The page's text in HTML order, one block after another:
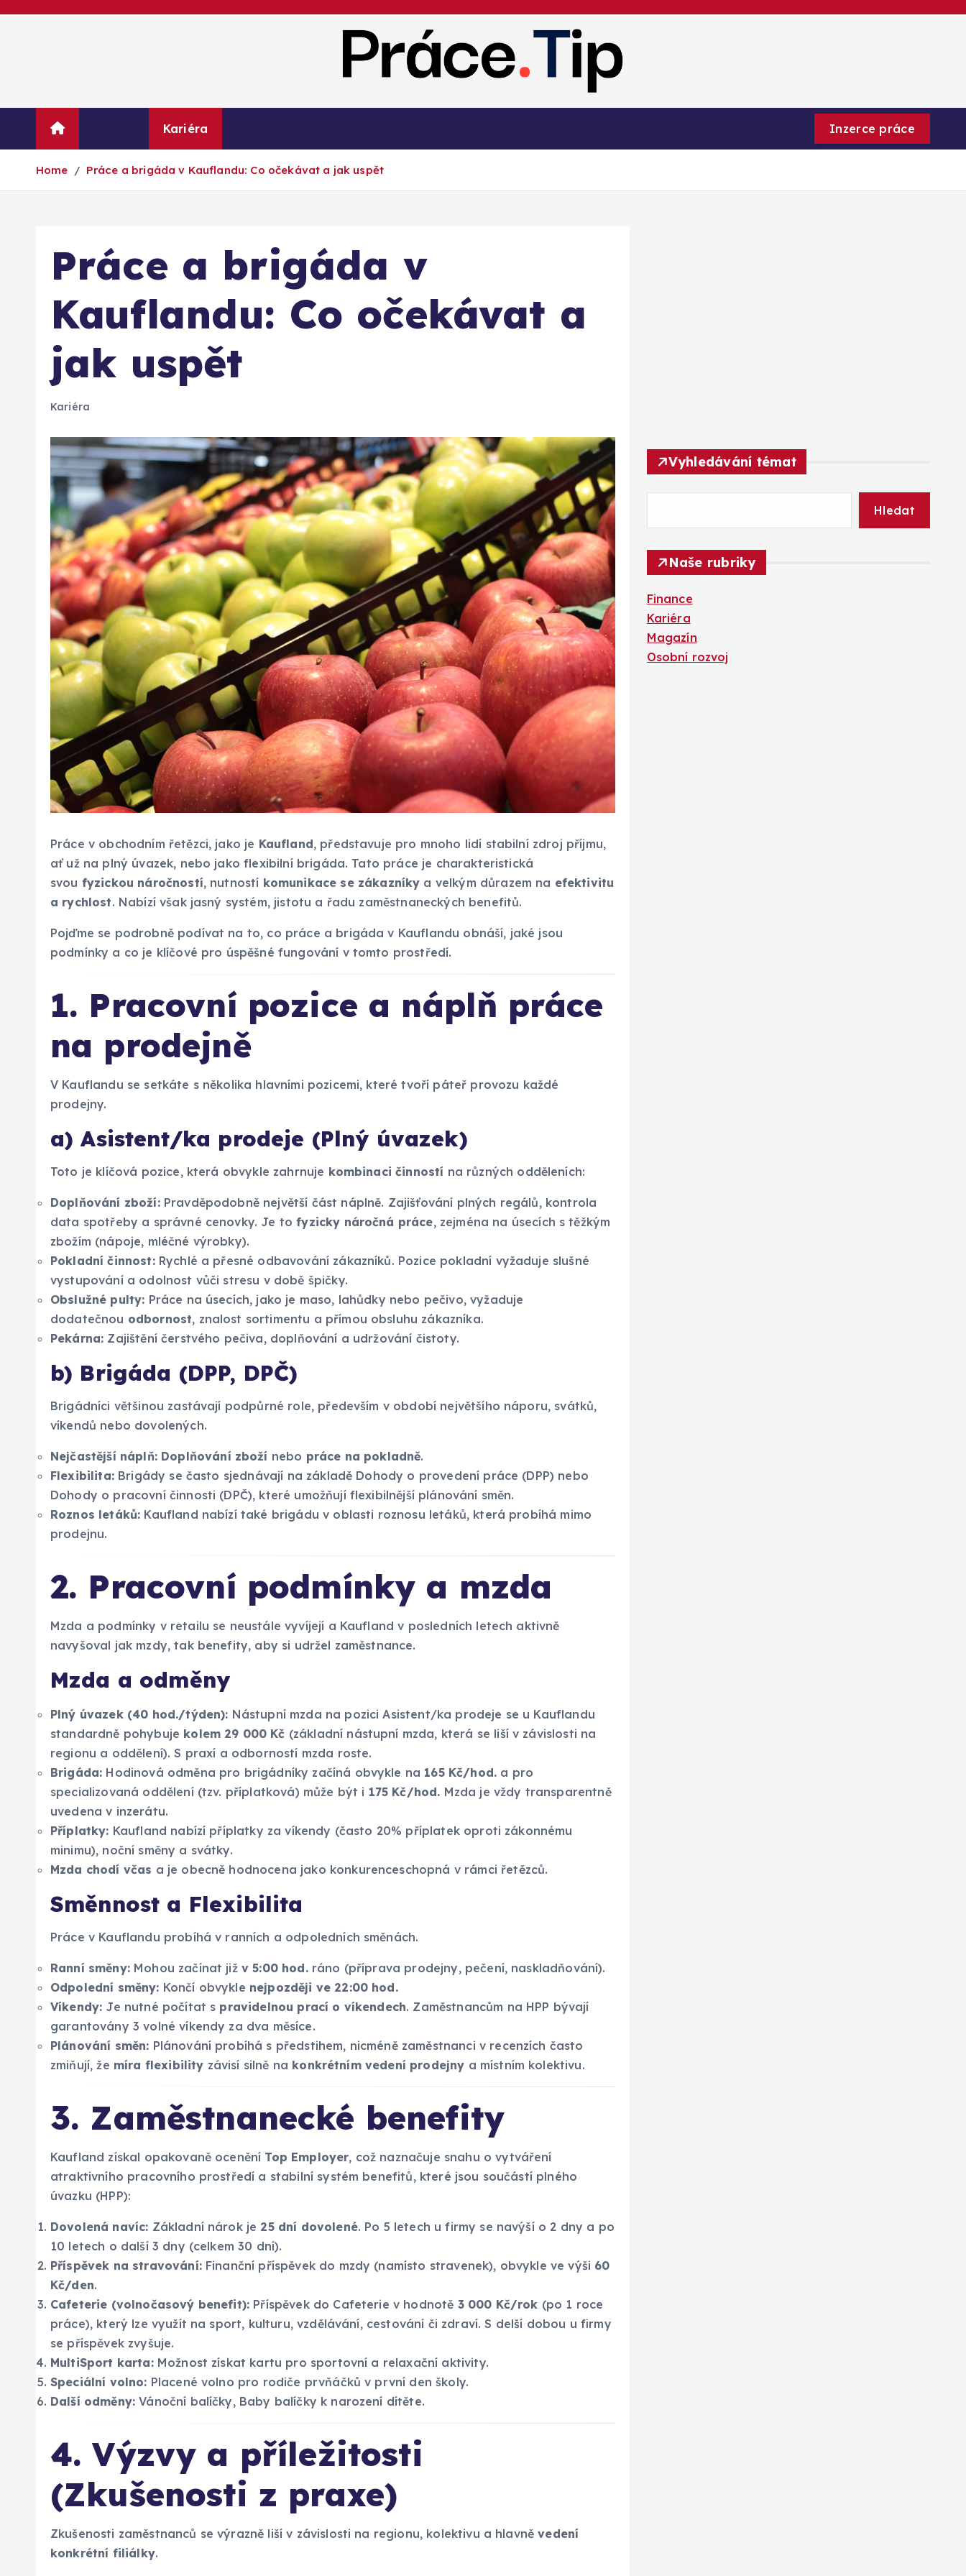
o
Kariéra, práce, finance a poradenství
Kariéra Inzerce práce
Home Práce a brigáda v Kauflandu: Co očekávat a jak uspět
Práce a brigáda v
Kauflandu: Co očekávat a
jak uspět
Kariéra
Práce v obchodním řetězci, jako je Kaufland, představuje pro mnoho lidí stabilní zdroj příjmu,
ať už na plný úvazek, nebo jako flexibilní brigáda. Tato práce je charakteristická
svou fyzickou náročností, nutností komunikace se zákazníky a velkým důrazem na efektivitu
a rychlost. Nabízí však jasný systém, jistotu a řadu zaměstnaneckých benefitů.
Pojďme se podrobně podívat na to, co práce a brigáda v Kauflandu obnáší, jaké jsou
podmínky a co je klíčové pro úspěšné fungování v tomto prostředí.
1. Pracovní pozice a náplň práce
na prodejně
V Kauflandu se setkáte s několika hlavními pozicemi, které tvoří páteř provozu každé
prodejny.
a) Asistent/ka prodeje (Plný úvazek)
Toto je klíčová pozice, která obvykle zahrnuje kombinaci činností na různých odděleních:
Doplňování zboží:Pravděpodobně největší část náplně. Zajišťování plných regálů, kontrola
data spotřeby a správné cenovky. Je tofyzicky náročná práce, zejména na úsecích s těžkým
zbožím (nápoje, mléčné výrobky).
Pokladní činnost:Rychlé a přesné odbavování zákazníků. Pozice pokladní vyžaduje slušné
vystupování a odolnost vůči stresu v době špičky.
Obslužné pulty: Práce na úsecích, jako je maso, lahůdky nebo pečivo, vyžaduje
dodatečnou odbornost, znalost sortimentu a přímou obsluhu zákazníka.
Pekárna: Zajištění čerstvého pečiva, doplňování a udržování čistoty.
b) Brigáda (DPP, DPČ)
Brigádníci většinou zastávají podpůrné role, především v období největšího náporu, svátků,
víkendů nebo dovolených.
Nejčastější náplň: Doplňování zboží nebo práce na pokladně.
Flexibilita:Brigády se často sjednávají na základě Dohody o provedení práce (DPP) nebo
Dohody o pracovní činnosti (DPČ), které umožňují flexibilnější plánování směn.
Roznos letáků: Kaufland nabízí také brigádu v oblasti roznosu letáků, která probíhá mimo
prodejnu.
2. Pracovní podmínky a mzda
Mzda a podmínky v retailu se neustále vyvíjejí a Kaufland v posledních letech aktivně
navyšoval jak mzdy, tak benefity, aby si udržel zaměstnance.
Mzda a odměny
Plný úvazek (40 hod./týden): Nástupní mzda na pozici Asistent/ka prodeje se u Kauflandu
standardně pohybuje kolem 29 000 Kč (základní nástupní mzda, která se liší v závislosti na
regionu a oddělení). S praxí a odborností mzda roste.
Brigáda: Hodinová odměna pro brigádníky začíná obvykle na 165 Kč/hod. a pro
specializovaná oddělení (tzv. příplatková) může být i 175 Kč/hod. Mzda je vždy transparentně
uvedena v inzerátu.
Příplatky: Kaufland nabízí příplatky za víkendy (často 20% příplatek oproti zákonnému
minimu), noční směny a svátky.
Mzda chodí včas a je obecně hodnocena jako konkurenceschopná v rámci řetězců.
Směnnost a Flexibilita
Práce v Kauflandu probíhá v ranních a odpoledních směnách.
Ranní směny:Mohou začínat již v 5:00 hod.ráno (příprava prodejny, pečení, naskladňování).
Odpolední směny: Končí obvykle nejpozději ve 22:00 hod.
Víkendy: Je nutné počítat s pravidelnou prací o víkendech. Zaměstnancům na HPP bývají
garantovány 3 volné víkendy za dva měsíce.
Plánování směn: Plánování probíhá s předstihem, nicméně zaměstnanci v recenzích často
zmiňují, že míra flexibility závisí silně na konkrétním vedení prodejny a místním kolektivu.
3. Zaměstnanecké benefity
Kaufland získal opakovaně ocenění Top Employer, což naznačuje snahu o vytváření
atraktivního pracovního prostředí a stabilní systém benefitů, které jsou součástí plného
úvazku (HPP):
Dovolená navíc: Základní nárok je 25 dní dovolené. Po 5 letech u firmy se navýší o 2 dny a po
10 letech o další 3 dny (celkem 30 dní).
Příspěvek na stravování:Finanční příspěvek do mzdy (namísto stravenek), obvykle ve výši 60
Kč/den.
Cafeterie (volnočasový benefit): Příspěvek do Cafeterie v hodnotě 3 000 Kč/rok (po 1 roce
práce), který lze využít na sport, kulturu, vzdělávání, cestování či zdraví. S delší dobou u firmy
se příspěvek zvyšuje.
MultiSport karta:Možnost získat kartu pro sportovní a relaxační aktivity.
Speciální volno: Placené volno pro rodiče prvňáčků v první den školy.
Další odměny: Vánoční balíčky, Baby balíčky k narození dítěte.
4. Výzvy a příležitosti
(Zkušenosti z praxe)
Zkušenosti zaměstnanců se výrazně liší v závislosti na regionu, kolektivu a hlavněvedení
konkrétní filiálky.
Vyhledávání témat
Hledat
Naše rubriky
Finance
Kariéra
Magazín
Osobní rozvoj